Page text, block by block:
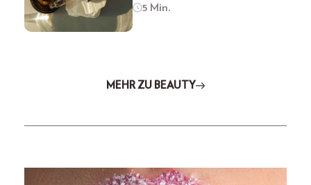
5 Min.
MEHR ZU BEAUTY